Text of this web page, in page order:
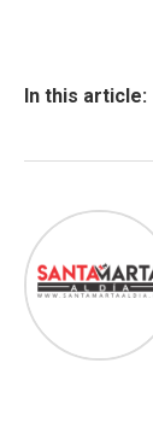
ok p
In this article: